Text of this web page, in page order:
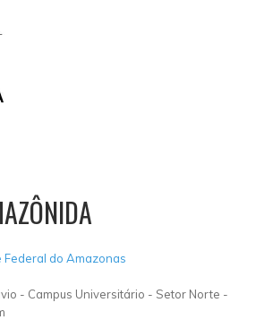
Federal do Amazonas
- Campus Universitário - Setor Norte -